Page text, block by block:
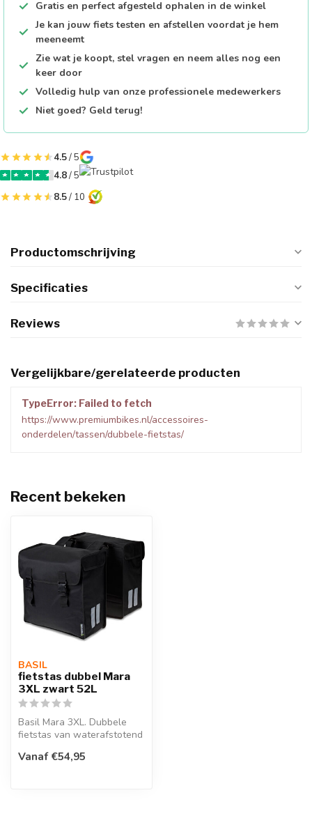
Gratis en perfect afgesteld ophalen in de winkel
Je kan jouw fiets testen en afstellen voordat je hem
meeneemt
Zie wat je koopt, stel vragen en neem alles nog een
keer door
Volledig hulp van onze professionele medewerkers
Niet goed? Geld terug!
4.5/ 5
4.8/ 5
8.5/ 10
Productomschrijving
Specificaties
Reviews
Vergelijkbare/gerelateerde producten
TypeError: Failed to fetch
https://www.premiumbikes.nl/accessoires-
onderdelen/tassen/dubbele-fietstas/
Recent bekeken
BASIL
fietstas dubbel Mara
3XL zwart 52L
Basil Mara 3XL. Dubbele
fietstas van waterafstotend
Vanaf €54,95